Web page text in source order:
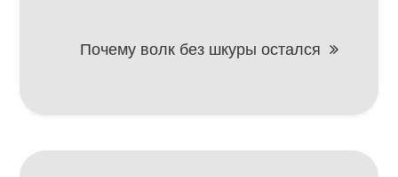
записям
Почему волк без шкуры остался